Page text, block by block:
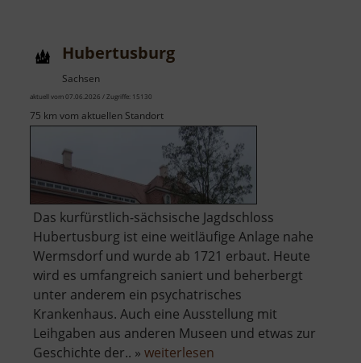
Hubertusburg
Sachsen
aktuell vom 07.06.2026 / Zugriffe: 15130
75 km vom aktuellen Standort
Das kurfürstlich-sächsische Jagdschloss
Hubertusburg ist eine weitläufige Anlage nahe
Wermsdorf und wurde ab 1721 erbaut. Heute
wird es umfangreich saniert und beherbergt
unter anderem ein psychatrisches
Krankenhaus. Auch eine Ausstellung mit
Leihgaben aus anderen Museen und etwas zur
Geschichte der.. » weiterlesen